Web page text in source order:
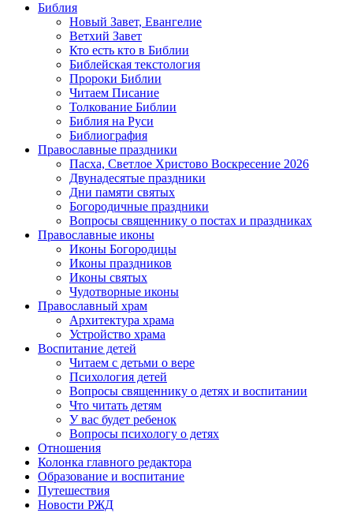
Библия
Новый Завет, Евангелие
Ветхий Завет
Кто есть кто в Библии
Библейская текстология
Пророки Библии
Читаем Писание
Толкование Библии
Библия на Руси
Библиография
Православные праздники
Пасха, Светлое Христово Воскресение 2026
Двунадесятые праздники
Дни памяти святых
Богородичные праздники
Вопросы священнику о постах и праздниках
Православные иконы
Иконы Богородицы
Иконы праздников
Иконы святых
Чудотворные иконы
Православный храм
Архитектура храма
Устройство храма
Воспитание детей
Читаем с детьми о вере
Психология детей
Вопросы священнику о детях и воспитании
Что читать детям
У вас будет ребенок
Вопросы психологу о детях
Отношения
Колонка главного редактора
Образование и воспитание
Путешествия
Новости РЖД